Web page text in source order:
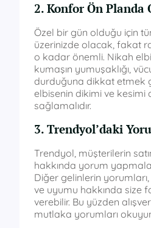
2. Konfor Ön Planda
Özel bir gün olduğu için
üzerinizde olacak, fakat
o kadar önemli. Nikah
kumaşın yumuşaklığı,
durduğuna dikkat etmek
elbisenin dikimi ve kesimi
sağlamalıdır.
3. Trendyol’daki
Trendyol, müşterilerin
hakkında yorum
Diğer gelinlerin
ve uyumu hakkında size
verebilir. Bu yüzden
mutlaka yorumları